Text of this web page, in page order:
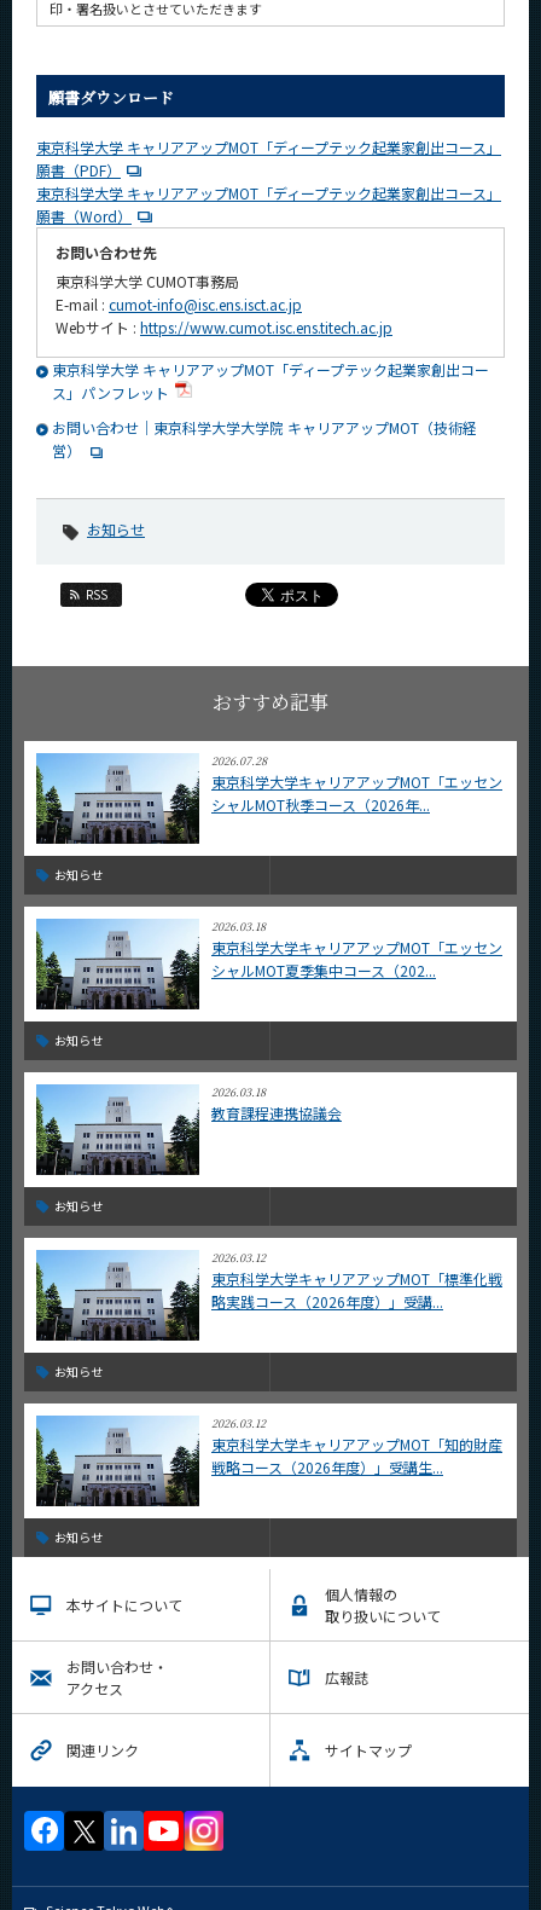
印・署名扱いとさせていただきます
願書ダウンロード
東京科学大学 キャリアアップMOT「ディープテック起業家創出コース」
願書（PDF）
東京科学大学 キャリアアップMOT「ディープテック起業家創出コース」
願書（Word）
お問い合わせ先
東京科学大学 CUMOT事務局
E-mail : cumot-info@isc.ens.isct.ac.jp
Webサイト : https://www.cumot.isc.ens.titech.ac.jp
東京科学大学 キャリアアップMOT「ディープテック起業家創出コー
ス」パンフレット
お問い合わせ｜東京科学大学大学院 キャリアアップMOT（技術経
営）
お知らせ
RSS
おすすめ記事
2026.07.28
東京科学大学キャリアアップMOT「エッセン
シャルMOT秋季コース（2026年...
お知らせ
2026.03.18
東京科学大学キャリアアップMOT「エッセン
シャルMOT夏季集中コース（202...
お知らせ
2026.03.18
教育課程連携協議会
お知らせ
2026.03.12
東京科学大学キャリアアップMOT「標準化戦
略実践コース（2026年度）」受講...
お知らせ
2026.03.12
東京科学大学キャリアアップMOT「知的財産
戦略コース（2026年度）」受講生...
お知らせ
本サイトについて
個人情報の
取り扱いについて
お問い合わせ・
アクセス
広報誌
関連リンク サイトマップ